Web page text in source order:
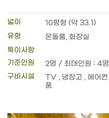
넓이
10평형 (약 33.1)
유형
온돌룸, 화장실
특이사항
기준인원
2명 / 최대인원 : 4명
구비시설